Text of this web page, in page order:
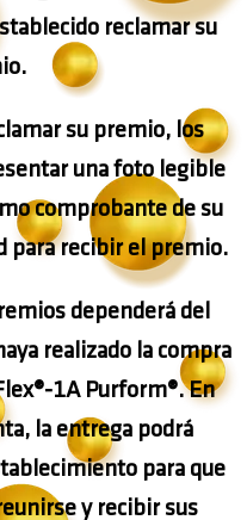
reclamar su
su premio, los
una foto legible
comprobante de su
para recibir el premio.
dependerá del
realizado la compra
1A Purform®.En
la entrega podrá
para que
y recibir sus